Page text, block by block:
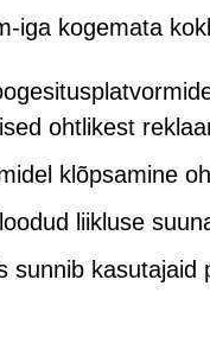
iga kogemata
ohtlikest
klõpsamine
liikluse
sunnib